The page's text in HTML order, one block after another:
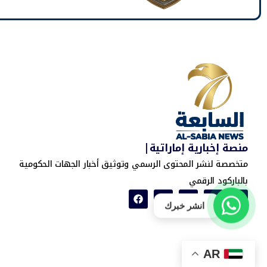
منصة إخبارية إماراتية|
متخصصة لنشر المحتوى الرسمي وتوثيق أخبار الجهات الحكومية
بالباركود الرقمي
AR
انشر خبرك